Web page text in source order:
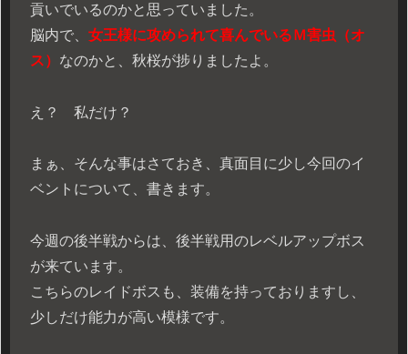
貢いでいるのかと思っていました。
脳内で、 女王様に攻められて喜んでいるＭ害虫（オ
ス） なのかと、秋桜が捗りましたよ。
え？ 私だけ？
まぁ、そんな事はさておき、真面目に少し今回のイ
ベントについて、書きます。
今週の後半戦からは、後半戦用のレベルアップボス
が来ています。
こちらのレイドボスも、装備を持っておりますし、
少しだけ能力が高い模様です。